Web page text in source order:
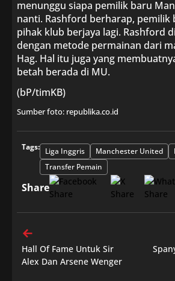
menunggu siapa pemilik baru
nanti. Rashford berharap, pemilik
pihak klub berjaya lagi. Rashford
dengan metode permainan dari
Hag. Hal itu juga yang
betah berada di MU.
(bP/timKB)
Sumber foto: republika.co.id
Tags: Liga Inggris Manchester United
Transfer Pemain
Share
Hall Of Fame Untuk Sir
Alex Dan Arsene Wenger